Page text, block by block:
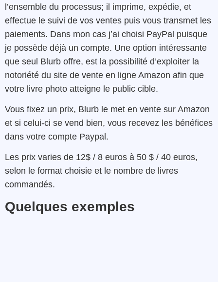
l’ensemble du processus; il imprime, expédie, et
effectue le suivi de vos ventes puis vous transmet les
paiements. Dans mon cas j’ai choisi PayPal puisque
je possède déjà un compte. Une option intéressante
que seul Blurb offre, est la possibilité d’exploiter la
notoriété du site de vente en ligne Amazon afin que
votre livre photo atteigne le public cible.
Vous fixez un prix, Blurb le met en vente sur Amazon
et si celui-ci se vend bien, vous recevez les bénéfices
dans votre compte Paypal.
Les prix varies de 12$ / 8 euros à 50 $ / 40 euros,
selon le format choisie et le nombre de livres
commandés.
Quelques exemples